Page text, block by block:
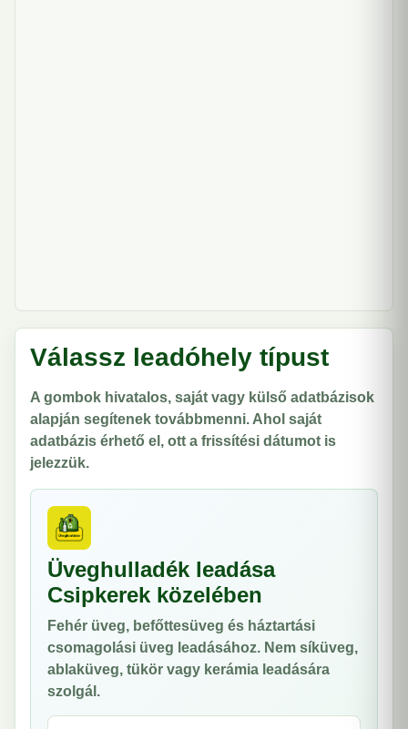
Válassz leadóhely típust
A gombok hivatalos, saját vagy külső adatbázisok
alapján segítenek továbbmenni. Ahol saját
adatbázis érhető el, ott a frissítési dátumot is
jelezzük.
Üveghulladék leadása
Csipkerek közelében
Fehér üveg, befőttesüveg és háztartási
csomagolási üveg leadásához. Nem síküveg,
ablaküveg, tükör vagy kerámia leadására
szolgál.